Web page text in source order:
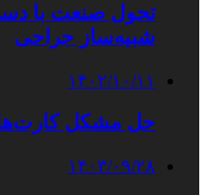
تحول صنعت با
شبیه‌ساز جراحی
۱۴۰۲/۱۰/۱۱
حل مشکل
۱۴۰۳/۰۹/۲۸